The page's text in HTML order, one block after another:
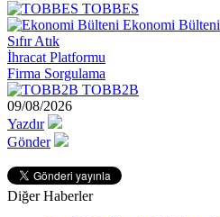
TOBBES
Ekonomi Bülteni
Sıfır Atık
İhracat Platformu
Firma Sorgulama
TOBB2B
09/08/2026
Yazdır
Gönder
Diğer Haberler